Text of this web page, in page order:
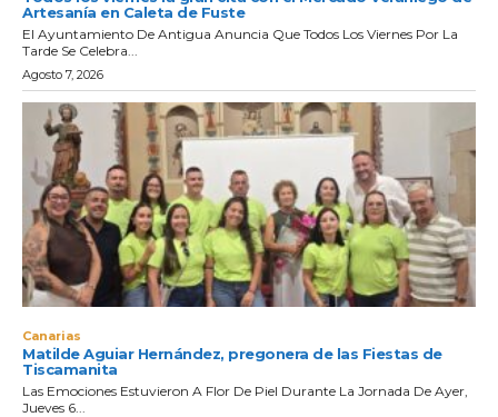
Artesanía en Caleta de Fuste
El Ayuntamiento De Antigua Anuncia Que Todos Los Viernes Por La
Tarde Se Celebra...
Agosto 7, 2026
Canarias
Matilde Aguiar Hernández, pregonera de las Fiestas de
Tiscamanita
Las Emociones Estuvieron A Flor De Piel Durante La Jornada De Ayer,
Jueves 6...